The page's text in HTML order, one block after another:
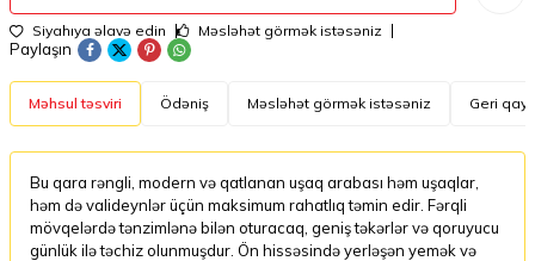
Siyahıya əlavə edin Məsləhət görmək istəsəniz
Paylaşın
Məhsul təsviri Ödəniş Məsləhət görmək istəsəniz Geri
Bu qara rəngli, modern və qatlanan uşaq arabası həm uşaqlar,
həm də valideynlər üçün maksimum rahatlıq təmin edir. Fərqli
mövqelərdə tənzimlənə bilən oturacaq, geniş təkərlər və qoruyucu
günlük ilə təchiz olunmuşdur. Ön hissəsində yerləşən yemək və